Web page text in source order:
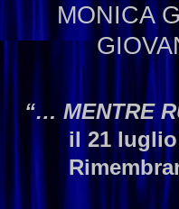
MONICA
“… MENTRE
il 21